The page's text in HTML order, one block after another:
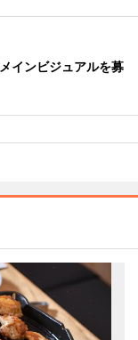
インビジュアルを募